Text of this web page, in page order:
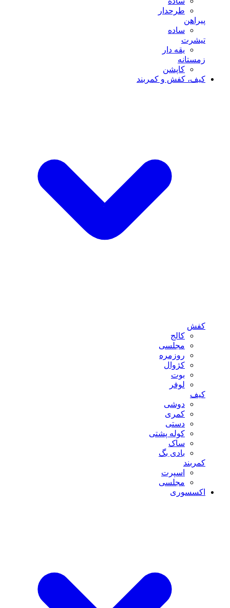
طرحدار
پیراهن
ساده
تیشرت
یقه دار
زمستانه
کاپشن
کیف، کفش و کمربند
کفش
کالج
مجلسی
روزمره
کژوال
بوت
لوفر
کیف
دوشی
کمری
دستی
کوله پشتی
ساک
بادی بگ
کمربند
اسپرت
مجلسی
اکسسوری